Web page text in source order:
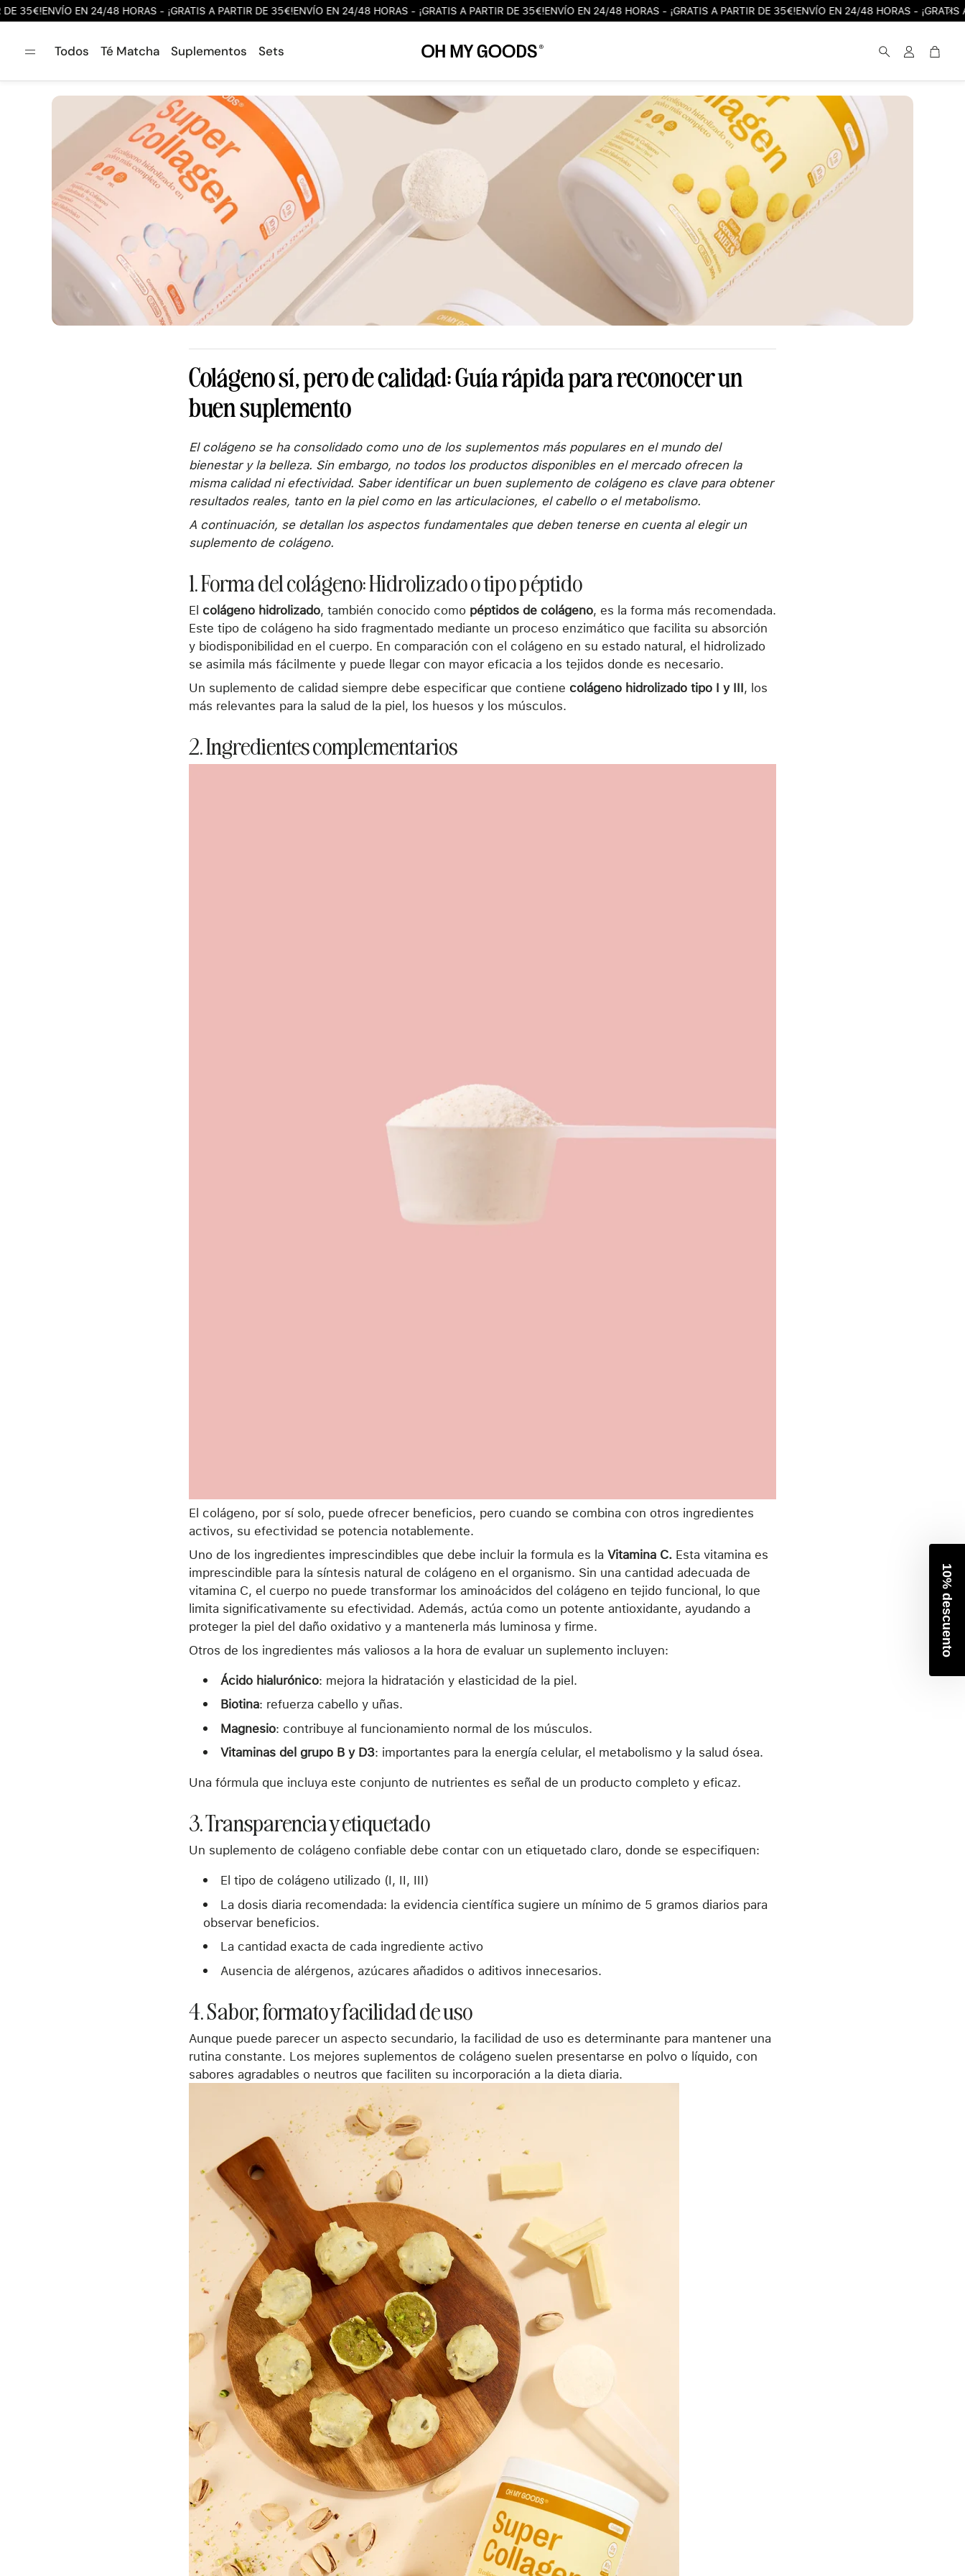
ENVÍO EN 24/48 HORAS - ¡GRATIS A PARTIR DE 35€!ENVÍO EN 24/48 HORAS - ¡GRATIS A PARTIR DE 35€!ENVÍO EN 24/48 HORAS - ¡GRATIS A PARTIR DE 35€!ENVÍO EN 24/48 HORAS - ¡GRATIS A
Todos Té Matcha Suplementos Sets
BuscarCuenta
Colágeno sí, pero de calidad: Guía rápida para reconocer un
buen suplemento
El colágeno se ha consolidado como uno de los suplementos más populares en el mundo del
bienestar y la belleza. Sin embargo, no todos los productos disponibles en el mercado ofrecen la
misma calidad ni efectividad. Saber identificar un buen suplemento de colágeno es clave para obtener
resultados reales, tanto en la piel como en las articulaciones, el cabello o el metabolismo.
A continuación, se detallan los aspectos fundamentales que deben tenerse en cuenta al elegir un
suplemento de colágeno.
1. Forma del colágeno: Hidrolizado o tipo péptido
El colágeno hidrolizado, también conocido como péptidos de colágeno, es la forma más recomendada.
Este tipo de colágeno ha sido fragmentado mediante un proceso enzimático que facilita su absorción
y biodisponibilidad en el cuerpo. En comparación con el colágeno en su estado natural, el hidrolizado
se asimila más fácilmente y puede llegar con mayor eficacia a los tejidos donde es necesario.
Un suplemento de calidad siempre debe especificar que contiene colágeno hidrolizado tipo I y III, los
más relevantes para la salud de la piel, los huesos y los músculos.
2. Ingredientes complementarios
El colágeno, por sí solo, puede ofrecer beneficios, pero cuando se combina con otros ingredientes
activos, su efectividad se potencia notablemente.
Uno de los ingredientes imprescindibles que debe incluir la formula es la Vitamina C. Esta vitamina es
imprescindible para la síntesis natural de colágeno en el organismo. Sin una cantidad adecuada de
vitamina C, el cuerpo no puede transformar los aminoácidos del colágeno en tejido funcional, lo que
limita significativamente su efectividad. Además, actúa como un potente antioxidante, ayudando a
proteger la piel del daño oxidativo y a mantenerla más luminosa y firme.
Otros de los ingredientes más valiosos a la hora de evaluar un suplemento incluyen:
Ácido hialurónico: mejora la hidratación y elasticidad de la piel.
Biotina: refuerza cabello y uñas.
Magnesio: contribuye al funcionamiento normal de los músculos.
Vitaminas del grupo B y D3: importantes para la energía celular, el metabolismo y la salud ósea.
Una fórmula que incluya este conjunto de nutrientes es señal de un producto completo y eficaz.
3. Transparencia y etiquetado
Un suplemento de colágeno confiable debe contar con un etiquetado claro, donde se especifiquen:
El tipo de colágeno utilizado (I, II, III)
La dosis diaria recomendada: la evidencia científica sugiere un mínimo de 5 gramos diarios para
observar beneficios.
La cantidad exacta de cada ingrediente activo
Ausencia de alérgenos, azúcares añadidos o aditivos innecesarios.
4. Sabor, formato y facilidad de uso
Aunque puede parecer un aspecto secundario, la facilidad de uso es determinante para mantener una
rutina constante. Los mejores suplementos de colágeno suelen presentarse en polvo o líquido, con
sabores agradables o neutros que faciliten su incorporación a la dieta diaria.
10% descuento